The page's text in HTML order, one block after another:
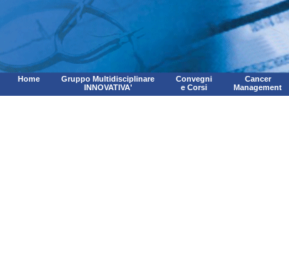
Home
Gruppo Multidisciplinare
INNOVATIVA'
Convegni
e Corsi
Cancer
Management